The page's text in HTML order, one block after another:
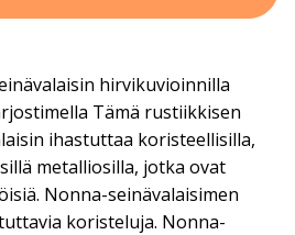
hirvikuvioinnilla
Tämä rustiikkisen
ihastuttaa koristeellisilla,
metalliosilla, jotka ovat
Nonna-seinävalaisimen
koristeluja. Nonna-